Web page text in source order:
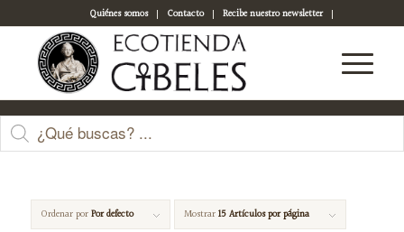
Quiénes somos Contacto
Recibe nuestro newsletter
Acceso a tu cuenta
integral
Ordenar porPor defecto Mostrar15 Artículos por página